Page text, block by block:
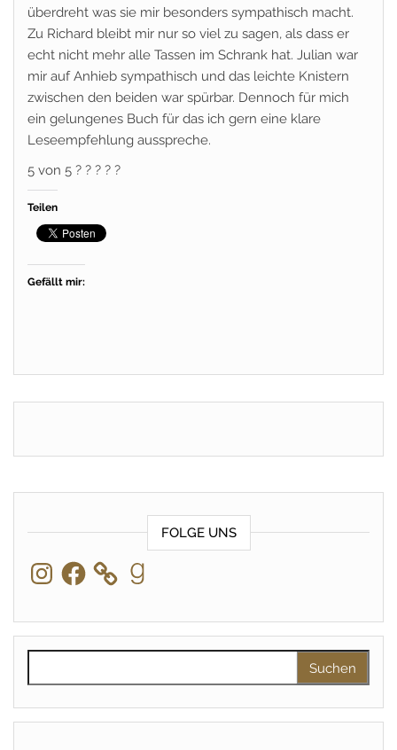
überdreht was sie mir besonders sympathisch macht.
Zu Richard bleibt mir nur so viel zu sagen, als dass er
echt nicht mehr alle Tassen im Schrank hat. Julian war
mir auf Anhieb sympathisch und das leichte Knistern
zwischen den beiden war spürbar. Dennoch für mich
ein gelungenes Buch für das ich gern eine klare
Leseempfehlung ausspreche.
5 von 5 ? ? ? ? ?
Teilen
Gefällt mir:
FOLGE UNS
InstagramFacebook Goodreads